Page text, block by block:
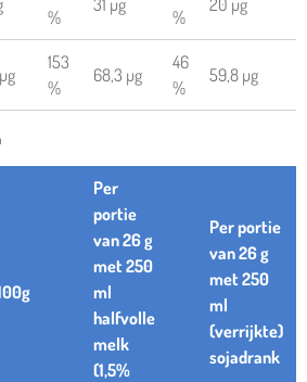
%
%
153
%
68,3 µg
46
%
59,8 µg
Per
portie
van 26 g
met 250
ml
halfvolle
melk
(1,5%
Per portie
van 26 g
met 250
ml
(verrijkte)
sojadrank